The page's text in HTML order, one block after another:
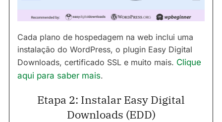
Cada plano de hospedagem na web inclui uma
instalação do WordPress, o plugin Easy Digital
Downloads, certificado SSL e muito mais. Clique
aqui para saber mais.
Etapa 2: Instalar Easy Digital
Downloads (EDD)